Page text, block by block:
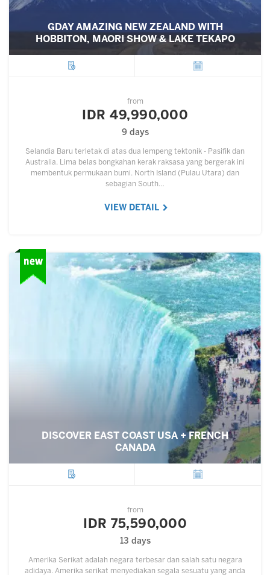
GDAY AMAZING NEW ZEALAND WITH
HOBBITON, MAORI SHOW & LAKE TEKAPO
from
IDR 49,990,000
9 days
Selandia Baru terletak di atas dua lempeng tektonik - Pasifik dan
Australia. Lima belas bongkahan kerak raksasa yang bergerak ini
membentuk permukaan bumi. North Island (Pulau Utara) dan
sebagian South…
VIEW DETAIL
DISCOVER EAST COAST USA + FRENCH
CANADA
from
IDR 75,590,000
13 days
Amerika Serikat adalah negara terbesar dan salah satu negara
adidaya. Amerika serikat menyediakan segala sesuatu yang anda